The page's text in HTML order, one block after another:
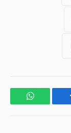
WhatsApp